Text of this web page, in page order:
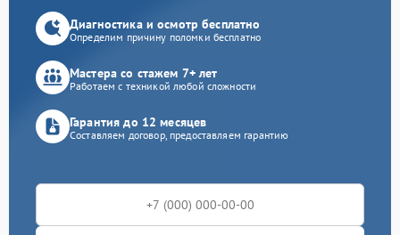
Диагностика и осмотр бесплатно
Определим причину поломки бесплатно
Мастера со стажем 7+ лет
Работаем с техникой любой сложности
Гарантия до 12 месяцев
Составляем договор, предоставляем гарантию